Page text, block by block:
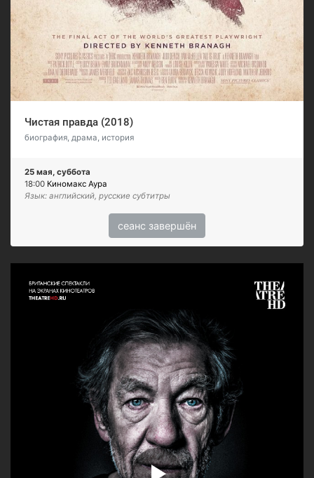
Чистая правда (2018)
биография, драма, история
25 мая, суббота
18:00 Киномакс Аура
Язык: английский, русские субтитры
сеанс завершён